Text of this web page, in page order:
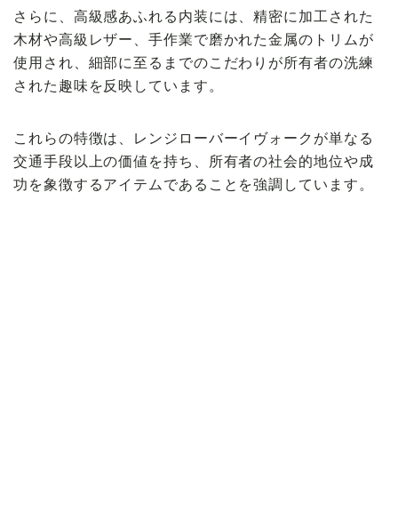
さらに、高級感あふれる内装には、精密に加工された
木材や高級レザー、手作業で磨かれた金属のトリムが
使用され、細部に至るまでのこだわりが所有者の洗練
された趣味を反映しています。
これらの特徴は、レンジローバーイヴォークが単なる
交通手段以上の価値を持ち、所有者の社会的地位や成
功を象徴するアイテムであることを強調しています。